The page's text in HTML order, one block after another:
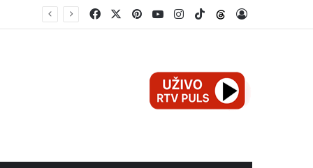
FacebookPinterestYouTubeInstagram
TikTokThreads